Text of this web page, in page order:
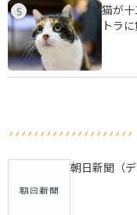
5
猫が
トラ
朝日新聞（デ